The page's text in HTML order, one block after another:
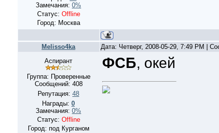
Замечания: 0%
Статус: Offline
Город: Москва
Melisso4ka
Дата: Четверг, 2008-05-29, 7:49 PM |
Аспирант
Группа: Проверенные
Сообщений: 408
Репутация: 48
Награды: 0
Замечания: 0%
Статус: Offline
Город: под Курганом
ФСБ, окей